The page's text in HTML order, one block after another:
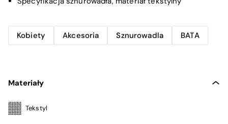
Kobiety Akcesoria Sznurowadla BATA
Materiały
Tekstyl